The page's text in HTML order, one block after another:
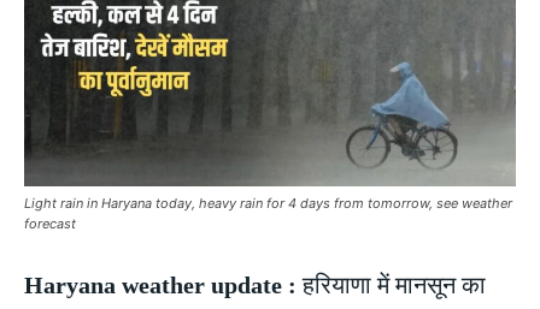
Light rain in Haryana today, heavy rain for 4 days from tomorrow, see weather
forecast
Haryana weather update : हरियाणा में मानसून का